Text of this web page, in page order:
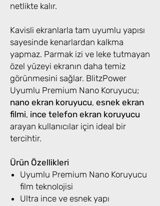
netlikte kalır.
Kavisli ekranlarla tam uyumlu yapısı
sayesinde kenarlardan kalkma
yapmaz. Parmak izi ve leke tutmayan
özel yüzeyi ekranın daha temiz
görünmesini sağlar. BlitzPower
Uyumlu Premium Nano Koruyucu;
nano ekran koruyucu, esnek ekran
filmi, ince telefon ekran koruyucu
arayan kullanıcılar için ideal bir
tercihtir.
Ürün Özellikleri
Uyumlu Premium Nano Koruyucu
film teknolojisi
Ultra ince ve esnek yapı